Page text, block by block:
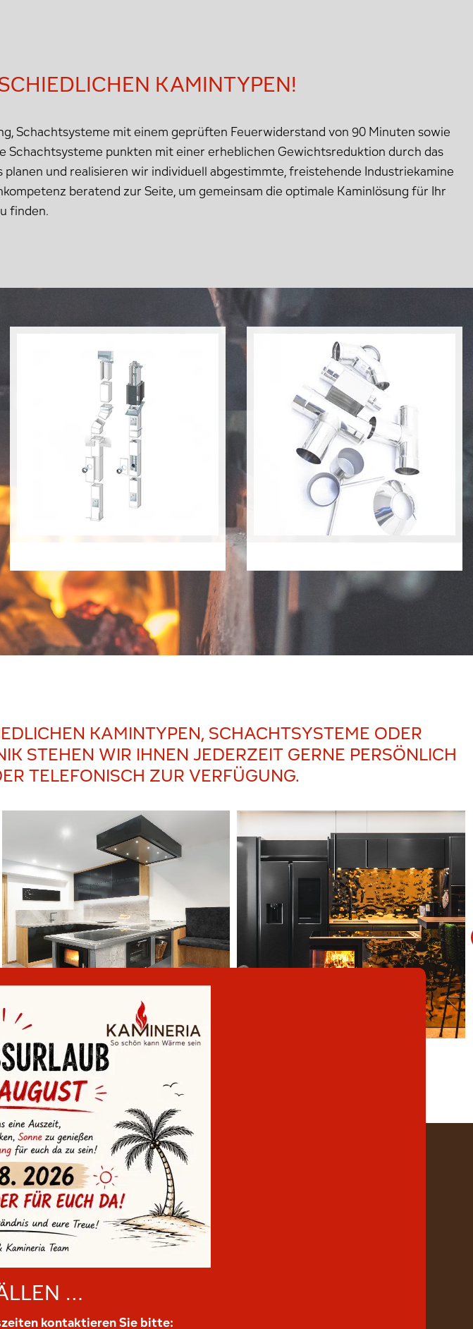
KAMINTYPEN!
Schachtsysteme mit einem geprüften Feuerwiderstand von 90 Minuten sowie
Schachtsysteme punkten mit einer erheblichen Gewichtsreduktion durch das
und realisieren wir individuell abgestimmte, freistehende Industriekamine
beratend zur Seite, um gemeinsam die optimale Kaminlösung für Ihr
finden.
KAMINTYPEN, SCHACHTSYSTEME ODER
STEHEN WIR IHNEN JEDERZEIT GERNE PERSÖNLICH
TELEFONISCH ZUR VERFÜGUNG.
Straße 1a, 9560 Feldkirchen
.www.kamineria.co.at
Uhr und von 14:00 bis 16:00 Uhr
bis 12:00 Uhr
…
kontaktieren Sie bitte: